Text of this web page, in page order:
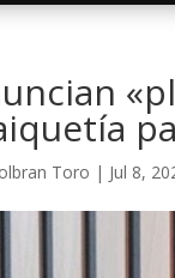
Toro | Jul 8,